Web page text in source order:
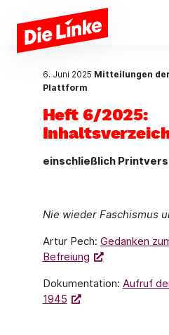
Zum Hauptinhalt springen
6. Juni 2025 Mitteilungen
Plattform
Heft 6/2025:
einschließlich
Nie wieder Faschismus
Artur Pech: Gedanken
Befreiung
Dokumentation: Aufruf
1945